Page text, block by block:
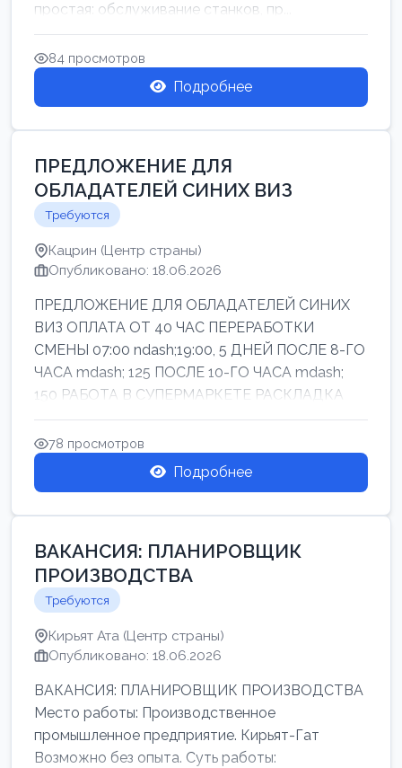
простая: обслуживание станков, пр...
84 просмотров
Подробнее
ПРЕДЛОЖЕНИЕ ДЛЯ
ОБЛАДАТЕЛЕЙ СИНИХ ВИЗ
Требуются
Кацрин (Центр страны)
Опубликовано: 18.06.2026
ПРЕДЛОЖЕНИЕ ДЛЯ ОБЛАДАТЕЛЕЙ СИНИХ
ВИЗ ОПЛАТА ОТ 40 ЧАС ПЕРЕРАБОТКИ
СМЕНЫ 07:00 ndash;19:00, 5 ДНЕЙ ПОСЛЕ 8-ГО
ЧАСА mdash; 125 ПОСЛЕ 10-ГО ЧАСА mdash;
150 РАБОТА В СУПЕРМАРКЕТЕ РАСКЛАДКА
ТОВАРОВ НЕ ТЯЖ...
78 просмотров
Подробнее
ВАКАНСИЯ: ПЛАНИРОВЩИК
ПРОИЗВОДСТВА
Требуются
Кирьят Ата (Центр страны)
Опубликовано: 18.06.2026
ВАКАНСИЯ: ПЛАНИРОВЩИК ПРОИЗВОДСТВА
Место работы: Производственное
промышленное предприятие. Кирьят-Гат
Возможно без опыта. Суть работы: